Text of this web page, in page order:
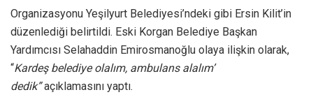
Organizasyonu Yeşilyurt Belediyesi’ndeki gibi Ersin Kilit’in
düzenlediği belirtildi. Eski Korgan Belediye Başkan
Yardımcısı Selahaddin Emirosmanoğlu olaya ilişkin olarak,
“Kardeş belediye olalım, ambulans alalım’
dedik”açıklamasını yaptı.